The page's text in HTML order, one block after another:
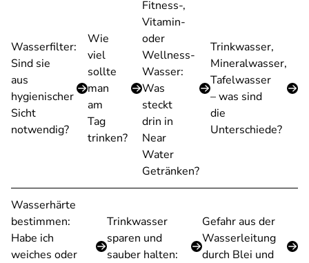
Wasserfilter:
Sind sie
aus
hygienischer
Sicht
notwendig?
Wie
viel
sollte
man
am
Tag
trinken?
Fitness-,
Vitamin-
oder
Wellness-
Wasser:
Was
steckt
drin in
Near
Water
Getränken?
Trinkwasser,
Mineralwasser,
Tafelwasser
– was sind
die
Unterschiede?
Wasserhärte
bestimmen:
Habe ich
weiches oder
Trinkwasser
sparen und
sauber halten:
Gefahr aus der
Wasserleitung
durch Blei und